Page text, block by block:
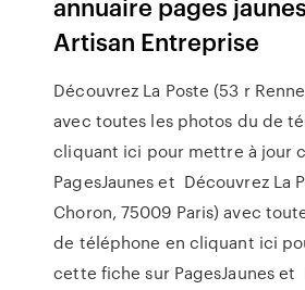
Artisan Entreprise
Découvrez La Poste (53 r
avec toutes les photos du de
cliquant ici pour mettre à jour
PagesJaunes et Découvrez La
Choron, 75009 Paris) avec
de téléphone en cliquant ici
cette fiche sur PagesJaunes et